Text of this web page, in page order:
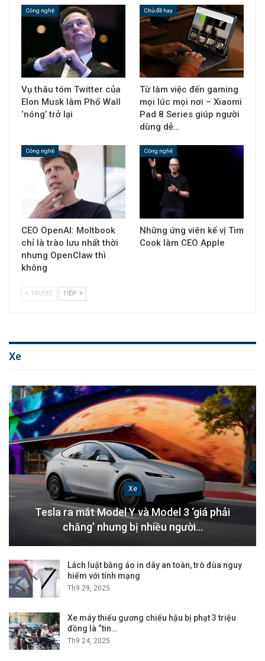
Công nghệ
Vụ thâu tóm Twitter của
Elon Musk làm Phố Wall
‘nóng’ trở lại
Chủ đề hay
Từ làm việc đến gaming
mọi lúc mọi nơi – Xiaomi
Pad 8 Series giúp người
dùng dễ…
Công nghệ
CEO OpenAI: Moltbook
chỉ là trào lưu nhất thời
nhưng OpenClaw thì
không
Công nghệ
Những ứng viên kế vị Tim
Cook làm CEO Apple
TRƯỚC TIẾP
Xe
Xe
Tesla ra mắt Model Y và Model 3 ‘giá phải
chăng’ nhưng bị nhiều người…
Lách luật bằng áo in dây an toàn, trò đùa nguy
hiểm với tính mạng
Th9 29, 2025
Xe máy thiếu gương chiếu hậu bị phạt 3 triệu
đồng là “tin…
Th9 24, 2025